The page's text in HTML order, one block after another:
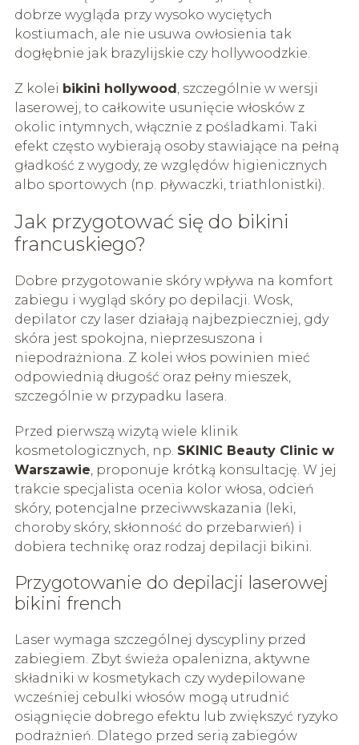
dobrze wygląda przy wysoko wyciętych
kostiumach, ale nie usuwa owłosienia tak
dogłębnie jak brazylijskie czy hollywoodzkie.
Z kolei bikini hollywood , szczególnie w wersji
laserowej, to całkowite usunięcie włosków z
okolic intymnych, włącznie z pośladkami. Taki
efekt często wybierają osoby stawiające na pełną
gładkość z wygody, ze względów higienicznych
albo sportowych (np. pływaczki, triathlonistki).
Jak przygotować się do bikini
francuskiego?
Dobre przygotowanie skóry wpływa na komfort
zabiegu i wygląd skóry po depilacji. Wosk,
depilator czy laser działają najbezpieczniej, gdy
skóra jest spokojna, nieprzesuszona i
niepodrażniona. Z kolei włos powinien mieć
odpowiednią długość oraz pełny mieszek,
szczególnie w przypadku lasera.
Przed pierwszą wizytą wiele klinik
kosmetologicznych, np. SKINIC Beauty Clinic w
Warszawie, proponuje krótką konsultację. W jej
trakcie specjalista ocenia kolor włosa, odcień
skóry, potencjalne przeciwwskazania (leki,
choroby skóry, skłonność do przebarwień) i
dobiera technikę oraz rodzaj depilacji bikini.
Przygotowanie do depilacji laserowej
bikini french
Laser wymaga szczególnej dyscypliny przed
zabiegiem. Zbyt świeża opalenizna, aktywne
składniki w kosmetykach czy wydepilowane
wcześniej cebulki włosów mogą utrudnić
osiągnięcie dobrego efektu lub zwiększyć ryzyko
podrażnień. Dlatego przed serią zabiegów